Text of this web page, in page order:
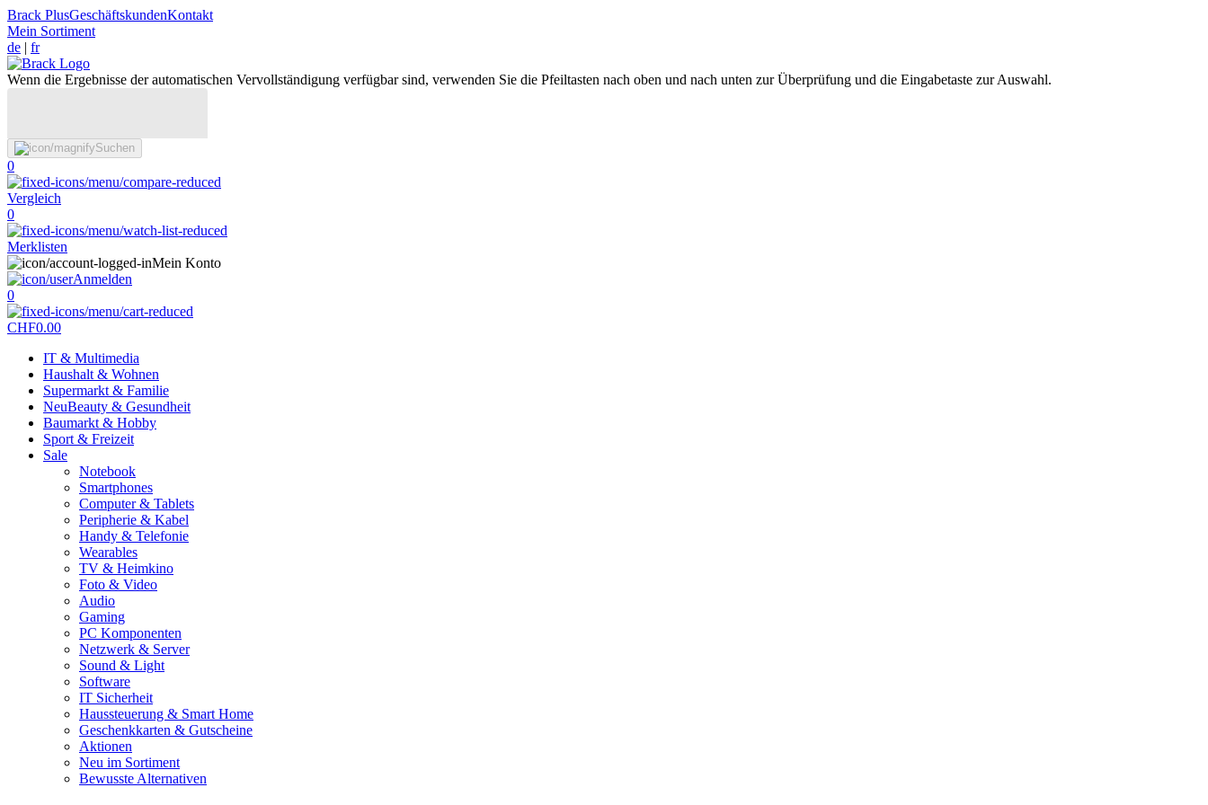
Brack PlusGeschäftskundenKontakt
Mein Sortiment
de | fr
Wenn die Ergebnisse der automatischen Vervollständigung verfügbar sind, verwenden Sie die Pfeiltasten nach oben und nach unten zur Überprüfung und die Eingabetaste zur Auswahl.
Suchen
0
Vergleich
0
Merklisten
Mein Konto
Anmelden
0
CHF0.00
IT & Multimedia
Haushalt & Wohnen
Supermarkt & Familie
NeuBeauty & Gesundheit
Baumarkt & Hobby
Sport & Freizeit
Sale
Notebook
Smartphones
Computer & Tablets
Peripherie & Kabel
Handy & Telefonie
Wearables
TV & Heimkino
Foto & Video
Audio
Gaming
PC Komponenten
Netzwerk & Server
Sound & Light
Software
IT Sicherheit
Haussteuerung & Smart Home
Geschenkkarten & Gutscheine
Aktionen
Neu im Sortiment
Bewusste Alternativen